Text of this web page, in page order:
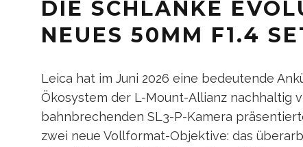
DIE SCHLANKE
NEUES 50MM F1.4
Leica hat im Juni 2026 eine bedeutende
Ökosystem der L-Mount-Allianz nachhaltig
bahnbrechenden SL3-P-Kamera
zwei neue Vollformat-Objektive: das